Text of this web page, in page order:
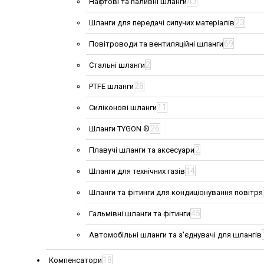
Шланги для передачі сипучих матеріалів 23
Повітроводи та вентиляційні шланги 69
Стальні шланги 2
PTFE шланги 28
Силіконові шланги 11
Шланги TYGON ® 26
Плавучі шланги та аксесуари 2
Шланги для технічних газів 14
Шланги та фітинги для кондиціонування повітря
Гальмівні шланги та фітинги45
Автомобільні шланги та з'єднувачі для шлангів
Компенсатори 18